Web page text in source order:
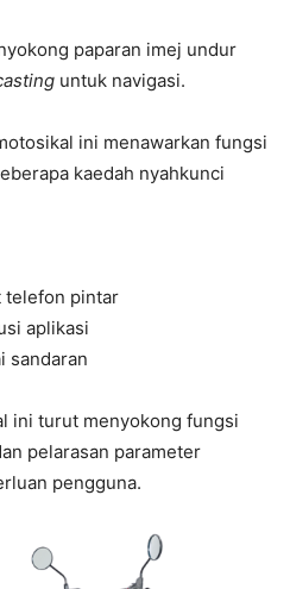
paparan imej undur
untuk navigasi.
ini menawarkan fungsi
kaedah nyahkunci
telefon pintar
aplikasi
sandaran
ini turut menyokong fungsi
pelarasan parameter
pengguna.